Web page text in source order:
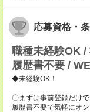
応募資格・
職種未経験OK
履歴書不要 /
◆未経験OK！
〇まずは事前登録だけで
履歴書不要で気軽にオ